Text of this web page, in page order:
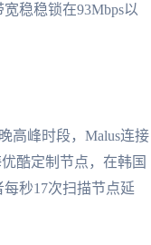
稳稳锁在93Mbps以
高峰时段，Malus连接
酷定制节点，在韩国
秒17次扫描节点延